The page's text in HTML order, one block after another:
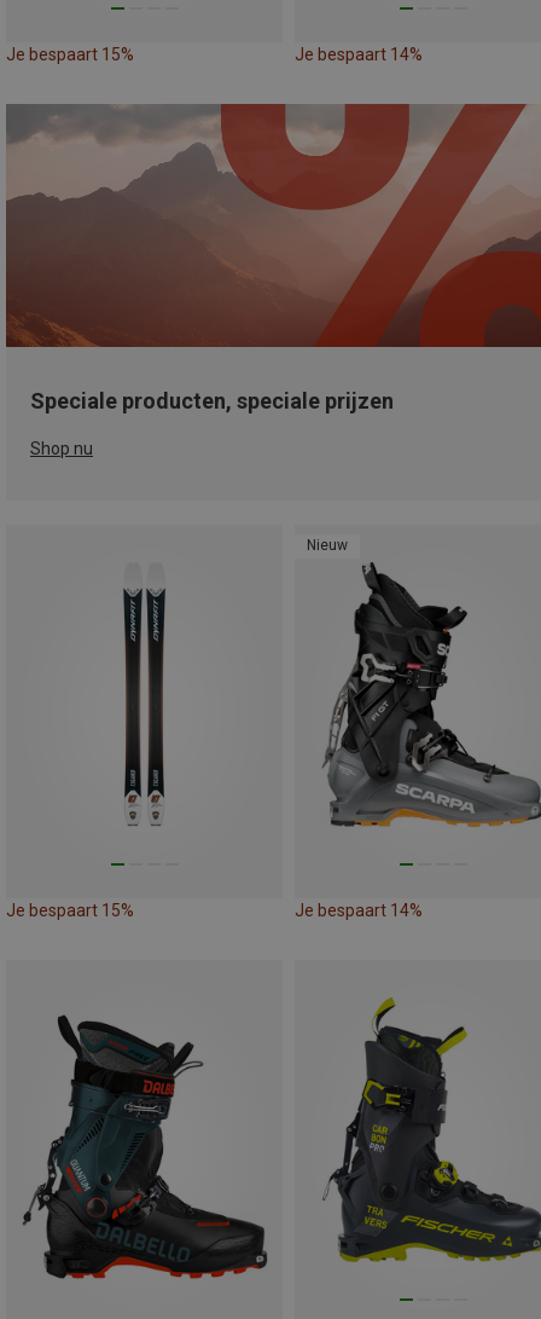
Je bespaart 15% Je bespaart 14%
Speciale producten, speciale prijzen
Shop nu
Je bespaart 15%
Nieuw
Je bespaart 14%